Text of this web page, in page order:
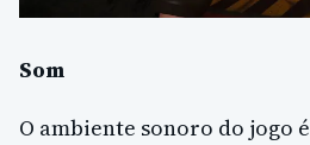
Som
O ambiente sonoro do jogo é